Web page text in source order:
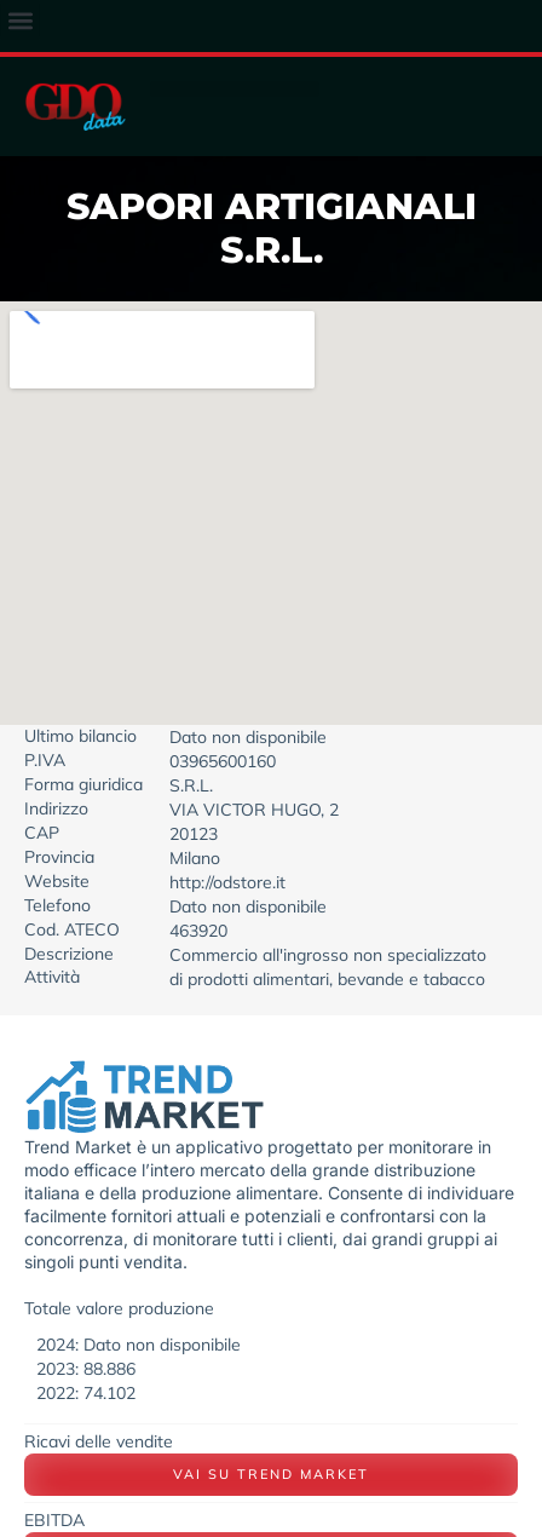
SAPORI ARTIGIANALI
S.R.L.
Ultimo bilancio
Dato non disponibile
P.IVA
03965600160
Forma giuridica
S.R.L.
Indirizzo
VIA VICTOR HUGO, 2
CAP
20123
Provincia
Milano
Website
http://odstore.it
Telefono
Dato non disponibile
Cod. ATECO
463920
Descrizione
Attività
Commercio all'ingrosso non specializzato
di prodotti alimentari, bevande e tabacco
Trend Market è un applicativo progettato per monitorare in
modo efficace l’intero mercato della grande distribuzione
italiana e della produzione alimentare. Consente di individuare
facilmente fornitori attuali e potenziali e confrontarsi con la
concorrenza, di monitorare tutti i clienti, dai grandi gruppi ai
singoli punti vendita.
Totale valore produzione
2024: Dato non disponibile
2023: 88.886
2022: 74.102
Ricavi delle vendite
VAI SU TREND MARKET
EBITDA